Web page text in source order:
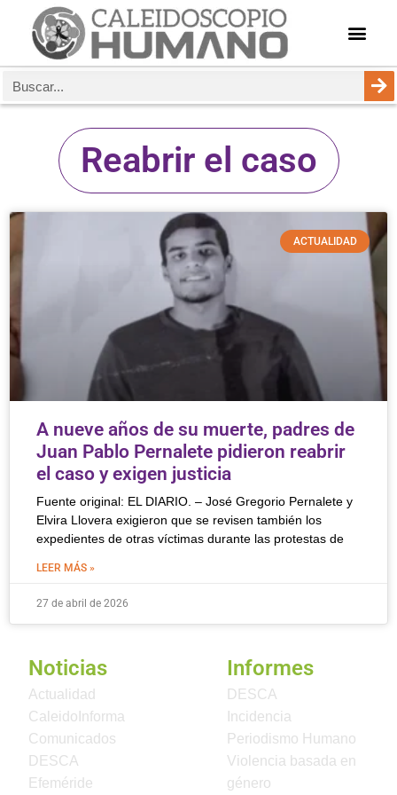
Reabrir el caso
ACTUALIDAD
A nueve años de su muerte, padres de
Juan Pablo Pernalete pidieron reabrir
el caso y exigen justicia
Fuente original: EL DIARIO. – José Gregorio Pernalete y
Elvira Llovera exigieron que se revisen también los
expedientes de otras víctimas durante las protestas de
LEER MÁS »
27 de abril de 2026
Noticias
Actualidad
CaleidoInforma
Comunicados
DESCA
Efeméride
Informes
DESCA
Incidencia
Periodismo Humano
Violencia basada en
género